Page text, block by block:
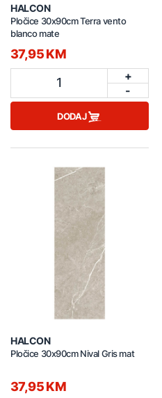
HALCON
Pločice 30x90cm Terra vento
blanco mate
37,95 KM
1
+
-
DODAJ
HALCON
Pločice 30x90cm Nival Gris mat
37,95 KM